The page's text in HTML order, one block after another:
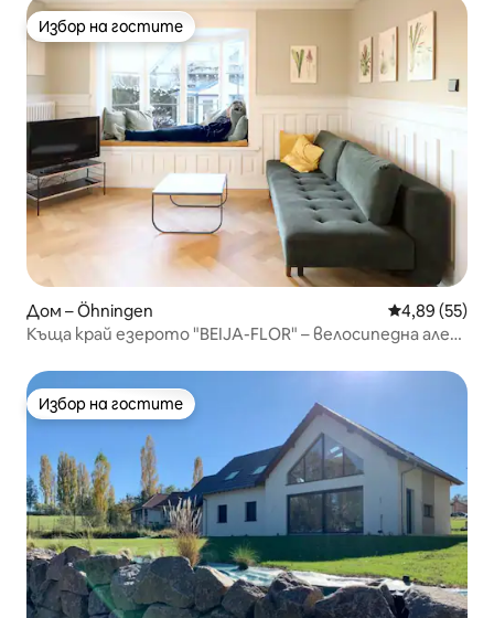
Избор на гостите
Избор на гостите
Дом – Öhningen Средна
4,89 (55)
Къща край езерото "BEIJA-FLOR" – велосипедна алея
Избор на гостите
Избор на гостите